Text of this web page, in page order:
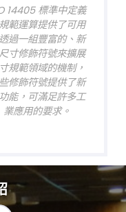
14405 標準中定義
範運算提供了可用
過一組豐富的、新
寸修飾符號來擴展
規範領域的機制，
修飾符號提供了新
能，可滿足許多工
業應用的要求。